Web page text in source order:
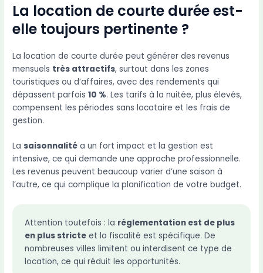
La location de courte durée est-
elle toujours pertinente ?
La location de courte durée peut générer des revenus
mensuels très attractifs, surtout dans les zones
touristiques ou d’affaires, avec des rendements qui
dépassent parfois10 %. Les tarifs à la nuitée, plus élevés,
compensent les périodes sans locataire et les frais de
gestion.
Lasaisonnalité a un fort impact et la gestion est
intensive, ce qui demande une approche professionnelle.
Les revenus peuvent beaucoup varier d’une saison à
l’autre, ce qui complique la planification de votre budget.
Attention toutefois : la réglementation est de plus
en plus stricteet la fiscalité est spécifique. De
nombreuses villes limitent ou interdisent ce type de
location, ce qui réduit les opportunités.